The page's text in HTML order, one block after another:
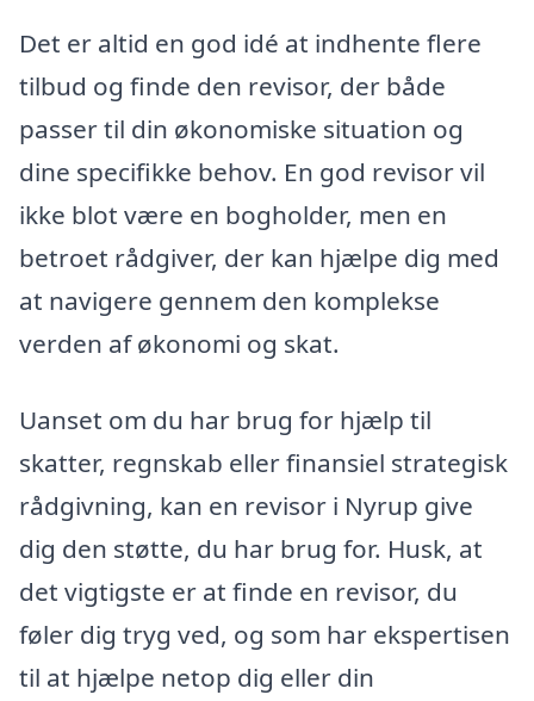
Det er altid en god idé at indhente flere
tilbud og finde den revisor, der både
passer til din økonomiske situation og
dine specifikke behov. En god revisor vil
ikke blot være en bogholder, men en
betroet rådgiver, der kan hjælpe dig med
at navigere gennem den komplekse
verden af økonomi og skat.
Uanset om du har brug for hjælp til
skatter, regnskab eller finansiel strategisk
rådgivning, kan en revisor i Nyrup give
dig den støtte, du har brug for. Husk, at
det vigtigste er at finde en revisor, du
føler dig tryg ved, og som har ekspertisen
til at hjælpe netop dig eller din